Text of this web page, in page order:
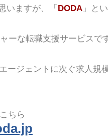
いますが、「 DODA」とい
ーな転職支援サービスです
ージェントに次ぐ求人規
ちら